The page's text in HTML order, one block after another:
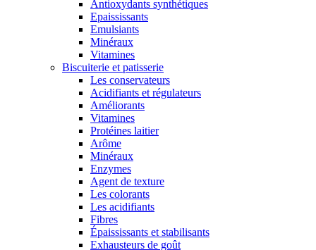
Antioxydants synthétiques
Epaississants
Emulsiants
Minéraux
Vitamines
Biscuiterie et patisserie
Les conservateurs
Acidifiants et régulateurs
Améliorants
Vitamines
Protéines laitier
Arôme
Minéraux
Enzymes
Agent de texture
Les colorants
Les acidifiants
Fibres
Épaississants et stabilisants
Exhausteurs de goût